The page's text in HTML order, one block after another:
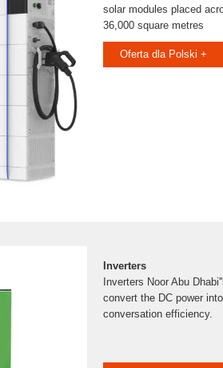
solar modules placed
36,000 square metres
Oferta dla Polski +
Inverters
Inverters Noor Abu
convert the DC power
conversation efficiency.